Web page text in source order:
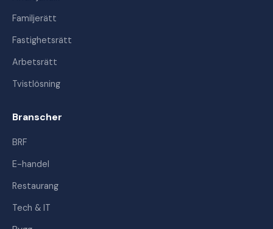
Familjerätt
Fastighetsrätt
Arbetsrätt
Tvistlösning
Branscher
BRF
E-handel
Restaurang
Tech & IT